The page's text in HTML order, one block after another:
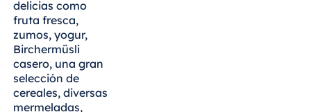
Hotel Paradise
Blue Albena
Hotel Amelia
China
delicias como
fruta fresca,
zumos, yogur,
Birchermüsli
casero, una gran
selección de
cereales, diversas
mermeladas,